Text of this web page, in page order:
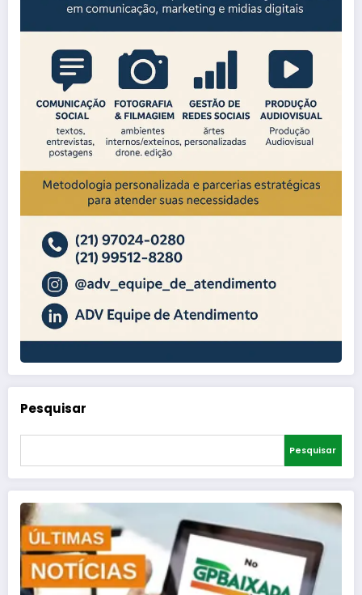
Pesquisar
Pesquisar